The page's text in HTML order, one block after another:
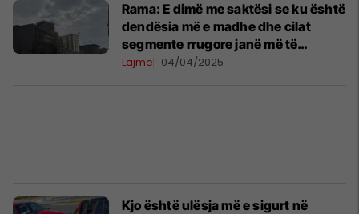
Rama: E dimë me saktësi se ku është
dendësia më e madhe dhe cilat
segmente rrugore janë më të
ngarkuara
Lajme 04/04/2025
Kjo është ulësja më e sigurt në